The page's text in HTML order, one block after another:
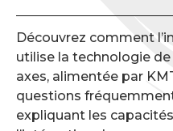
Découvrez comment
utilise la technologie de
axes, alimentée par
questions
expliquant les